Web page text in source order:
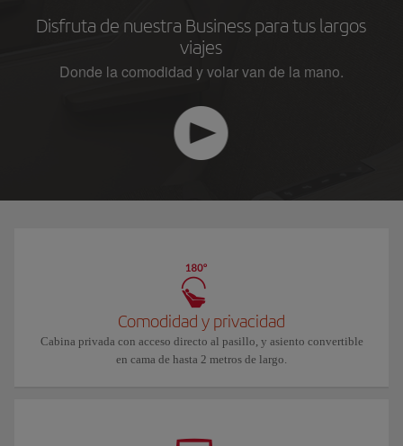
Disfruta de nuestra Business para tus largos
viajes
Donde la comodidad y volar van de la mano.
Comodidad y privacidad
Cabina privada con acceso directo al pasillo, y asiento convertible
en cama de hasta 2 metros de largo.